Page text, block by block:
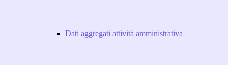
Dati aggregati attività amministrativa